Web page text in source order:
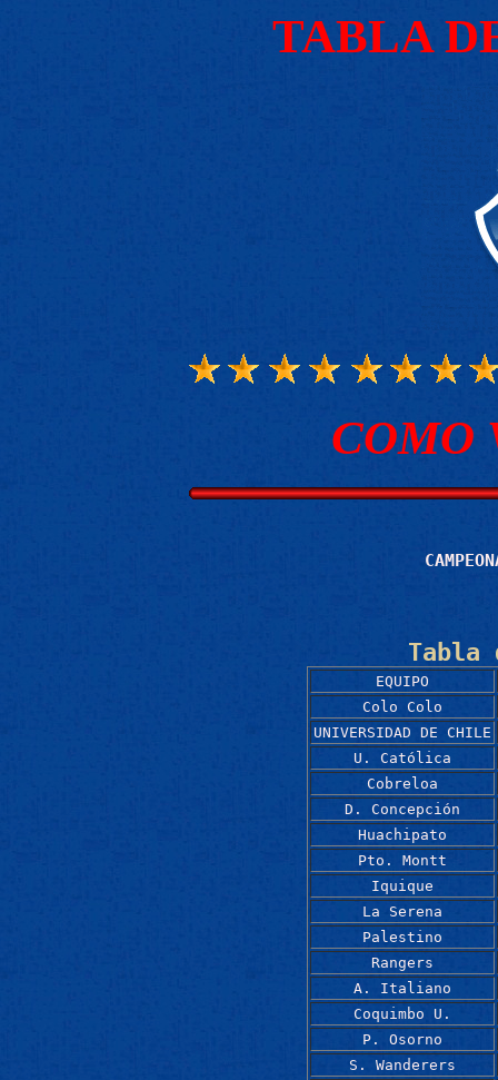
TABLA
COMO
Tabla
EQUIPO
Colo Colo
UNIVERSIDAD DE CHILE
U. Católica
Cobreloa
D. Concepción
Huachipato
Pto. Montt
Iquique
La Serena
Palestino
Rangers
A. Italiano
Coquimbo U.
P. Osorno
S. Wanderers